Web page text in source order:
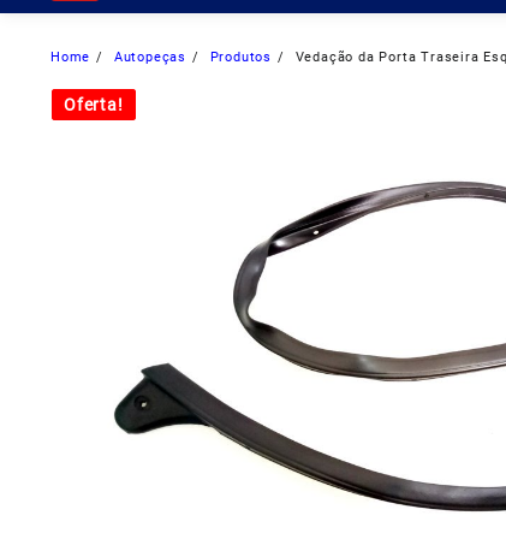
Home Autopeças Produtos Vedação da Porta Traseira
Oferta!
Oferta!